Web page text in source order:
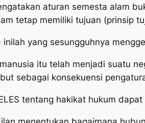
aturan semesta alam
tetap memiliki tujuan (prinsip
inilah yang sesungguhnya
itu telah menjadi suatu
sebagai konsekuensi
tentang hakikat hukum